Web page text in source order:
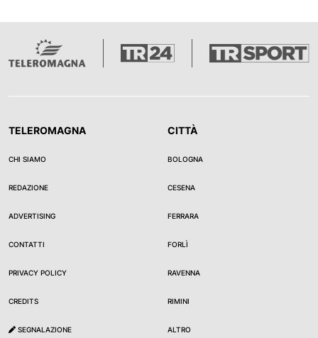
TELEROMAGNA
CHI SIAMO
REDAZIONE
ADVERTISING
CONTATTI
PRIVACY POLICY
CREDITS
SEGNALAZIONE
CITTÀ
BOLOGNA
CESENA
FERRARA
FORLÌ
RAVENNA
RIMINI
ALTRO